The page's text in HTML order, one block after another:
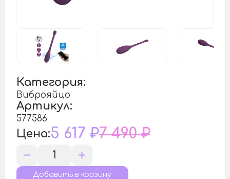
Категория:
Виброяйцо
Артикул:
577586
Цена:5 617 ₽7 490 ₽